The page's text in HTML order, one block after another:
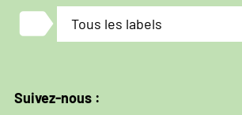
label Tous les labels
Suivez-nous :